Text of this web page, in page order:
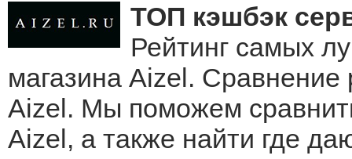
ТОП кэшбэк
Рейтинг самых
магазина Aizel. Сравнение
Aizel. Мы поможем
Aizel, а также найти где